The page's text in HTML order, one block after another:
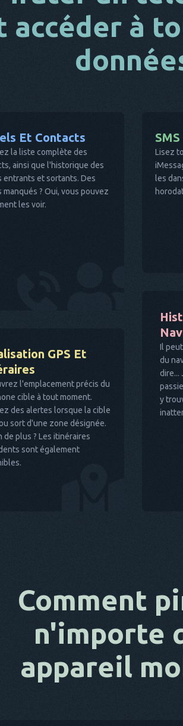
accéder à
Et Contacts
la liste complète des
ainsi que l'historique des
entrants et sortants. Des
manqués ? Oui, vous pouvez
les voir.
GPS Et
l'emplacement précis du
cible à tout moment.
des alertes lorsque la cible
sort d'une zone désignée.
de plus ? Les itinéraires
sont également
Lisez
les
Il
du
dire...
y
Comment
n'importe
appareil